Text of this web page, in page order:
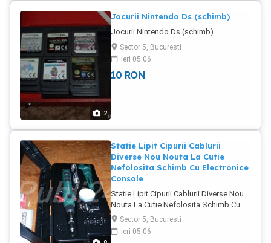
2
Jocurii Nintendo Ds (schimb)
Jocurii Nintendo Ds (schimb)
Sector 5, Bucuresti
ieri 05:06
10 RON
Statie Lipit Cipurii Cablurii
Diverse Nou Nouta La Cutie
Nefolosita Schimb Cu Electronice
Console
Statie Lipit Cipurii Cablurii Diverse Nou
Nouta La Cutie Nefolosita Schimb Cu
Electronice Console
Sector 5, Bucuresti
ieri 05:06